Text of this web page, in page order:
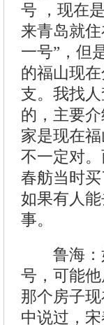
号 ，现在
来青岛就
一号”，但
的福山现
支。我找
的，主要
家是现在
不一定对
春舫当时
如果有人
事。
鲁海：如
号，可能
那个房子
中说过，